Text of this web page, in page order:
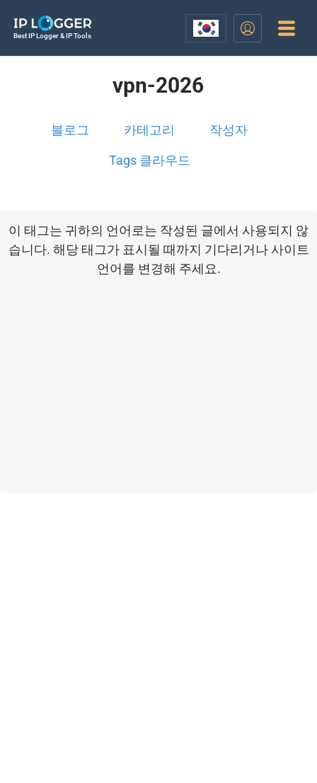
Best IP Logger & IP Tools
vpn-2026
블로그 카테고리 작성자
Tags 클라우드